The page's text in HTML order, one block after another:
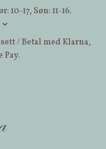
17, Søn: 11-16.
/ Betal med Klarna,